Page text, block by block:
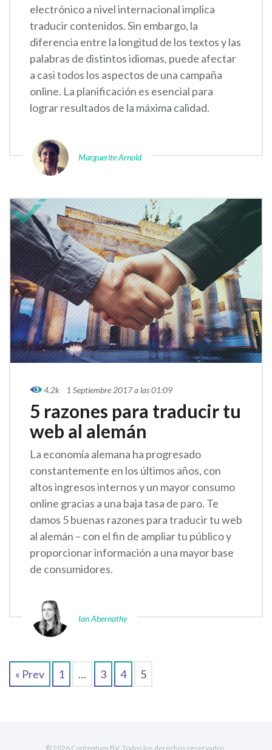
electrónico a nivel internacional implica
traducir contenidos. Sin embargo, la
diferencia entre la longitud de los textos y las
palabras de distintos idiomas, puede afectar
a casi todos los aspectos de una campaña
online. La planificación es esencial para
lograr resultados de la máxima calidad.
Marguerite Arnold
4.2k 1 Septiembre 2017 a las 01:09
5 razones para traducir tu
web al alemán
La economía alemana ha progresado
constantemente en los últimos años, con
altos ingresos internos y un mayor consumo
online gracias a una baja tasa de paro. Te
damos 5 buenas razones para traducir tu web
al alemán – con el fin de ampliar tu público y
proporcionar información a una mayor base
de consumidores.
Ian Abernathy
« Prev 1 … 3 4 5
© 2026 Contentum BV. Todos los derechos reservados.